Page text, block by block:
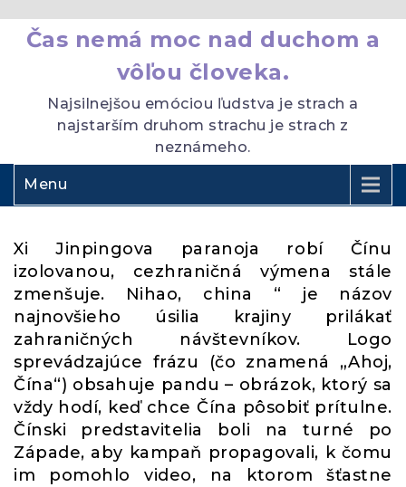
Čas nemá moc nad duchom a
vôľou človeka.
Najsilnejšou emóciou ľudstva je strach a
najstarším druhom strachu je strach z
neznámeho.
Menu
Xi Jinpingova paranoja robí Čínu
izolovanou, cezhraničná výmena stále
zmenšuje. Nihao, china “ je názov
najnovšieho úsilia krajiny prilákať
zahraničných návštevníkov. Logo
sprevádzajúce frázu (čo znamená „Ahoj,
Čína“) obsahuje pandu – obrázok, ktorý sa
vždy hodí, keď chce Čína pôsobiť prítulne.
Čínski predstavitelia boli na turné po
Západe, aby kampaň propagovali, k čomu
im pomohlo video, na ktorom šťastne